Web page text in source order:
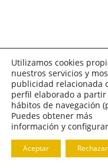
Leave a Reply:
Utilizamos cookies
nuestros servicios y
publicidad relacionada
perfil elaborado a partir
hábitos de navegación
Puedes obtener más
información y
Aceptar Rechazar